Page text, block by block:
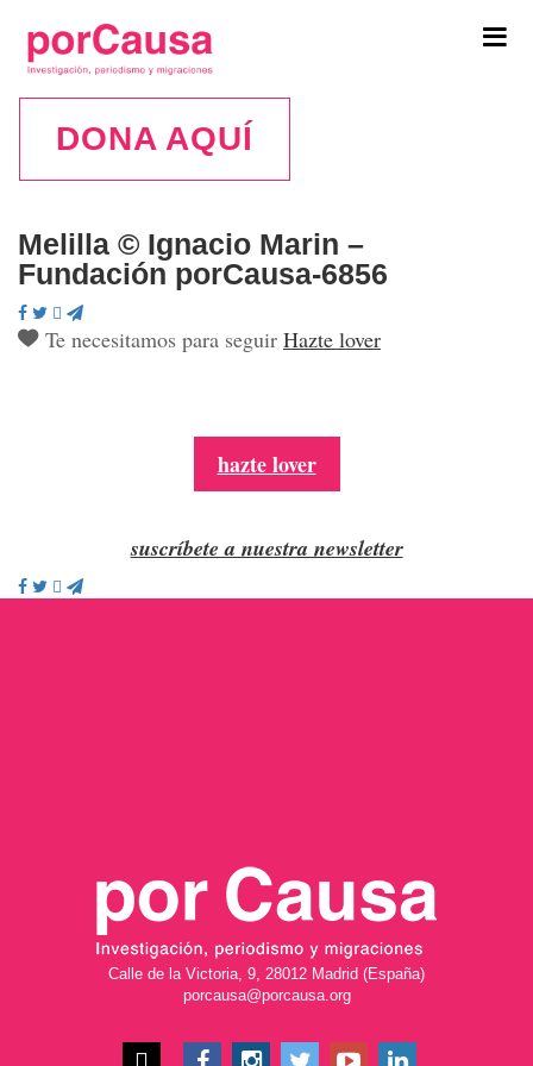
DONA AQUÍ
Melilla © Ignacio Marin –
Fundación porCausa-6856
Te necesitamos para seguir Hazte lover
hazte lover
suscríbete a nuestra newsletter
Calle de la Victoria, 9, 28012 Madrid (España)
porcausa@porcausa.org